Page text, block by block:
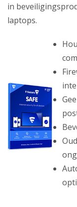
in
laptops.